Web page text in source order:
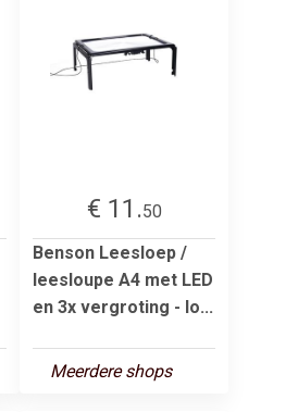
€ 11.50
Benson Leesloep /
leesloupe A4 met LED
en 3x vergroting - lo...
Meerdere shops